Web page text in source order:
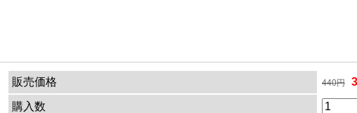
販売価格 440円
購入数